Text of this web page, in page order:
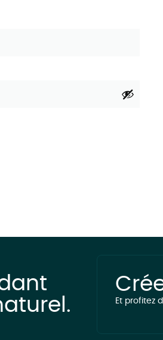
Et profitez